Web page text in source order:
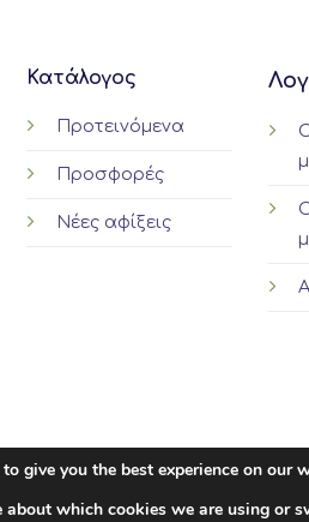
Κατάλογος
Προτεινόμενα
Προσφορές
Νέες αφίξεις
give you the best experience on our
about which cookies we are using or